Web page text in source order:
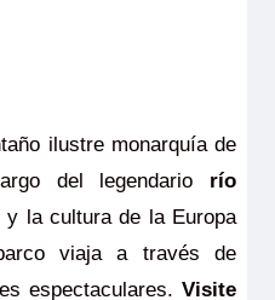
ilustre monarquía de
del legendario río
y la cultura de la Europa
viaja a través de
espectaculares.Visite